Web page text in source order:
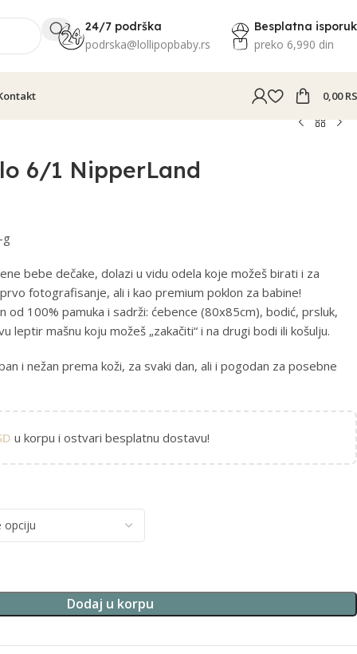
24/7 podrška
podrska@lollipopbaby.rs
Besplatna
preko 6,990 din
0,00
6/1 NipperLand
g
bebe dečake, dolazi u vidu odela koje možeš birati i za
fotografisanje, ali i kao premium poklon za babine!
od 100% pamuka i sadrži: ćebence (80x85cm), bodić, prsluk,
leptir mašnu koju možeš „zakačiti“ i na drugi bodi ili košulju.
i nežan prema koži, za svaki dan, ali i pogodan za posebne
u korpu i ostvari besplatnu dostavu!
Dodaj u korpu